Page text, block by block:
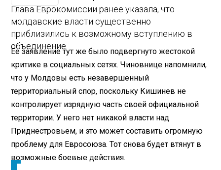
Глава Еврокомиссии ранее указала, что
молдавские власти существенно
приблизились к возможному вступлению в
объединение.
Ее заявление тут же было подвергнуто жестокой
критике в социальных сетях. Чиновнице напомнили,
что у Молдовы есть незавершенный
территориальный спор, поскольку Кишинев не
контролирует изрядную часть своей официальной
территории. У него нет никакой власти над
Приднестровьем, и это может составить огромную
проблему для Евросоюза. Тот снова будет втянут в
возможные боевые действия.